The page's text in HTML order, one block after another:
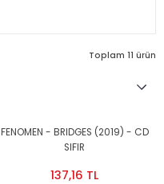
Toplam 11 ürün
FENOMEN - BRIDGES (2019) - CD
SIFIR
137,16 TL